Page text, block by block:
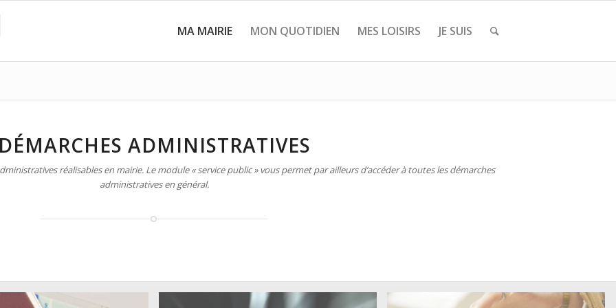
MA MAIRIE MON QUOTIDIEN MES LOISIRS JE SUIS
ADMINISTRATIVES
réalisables en mairie. Le module « service public » vous permet par ailleurs d’accéder à toutes les démarches
administratives en général.